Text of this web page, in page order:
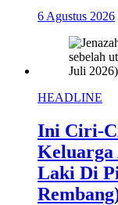
6 Agustus 2026
HEADLINE
Ini Ciri-
Keluarga
Laki Di